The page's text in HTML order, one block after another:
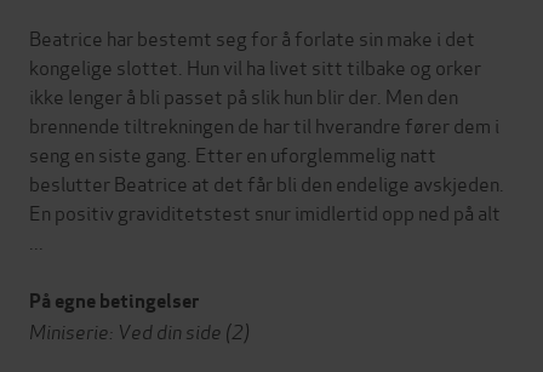
Beatrice har bestemt seg for å forlate sin make i det
kongelige slottet. Hun vil ha livet sitt tilbake og orker
ikke lenger å bli passet på slik hun blir der. Men den
brennende tiltrekningen de har til hverandre fører dem i
seng en siste gang. Etter en uforglemmelig natt
beslutter Beatrice at det får bli den endelige avskjeden.
En positiv graviditetstest snur imidlertid opp ned på alt
På egne betingelser
Miniserie: Ved din side (2)